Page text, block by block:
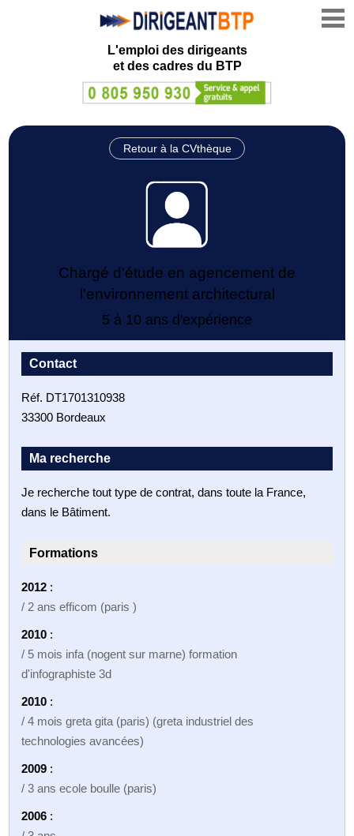
L'emploi des dirigeants
et des cadres du BTP
Retour à la CVthèque
Chargé d'étude en agencement de
l'environnement architectural
5 à 10 ans d'expérience
Contact
Réf. DT1701310938
33300 Bordeaux
Ma recherche
Je recherche tout type de contrat, dans toute la France,
dans le Bâtiment.
Formations
2012 :
/ 2 ans efficom (paris )
2010 :
/ 5 mois infa (nogent sur marne) formation
d'infographiste 3d
2010 :
/ 4 mois greta gita (paris) (greta industriel des
technologies avancées)
2009 :
/ 3 ans ecole boulle (paris)
2006 :